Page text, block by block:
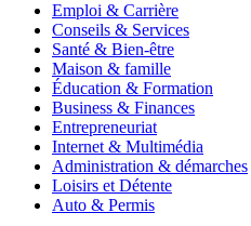
Emploi & Carrière
Conseils & Services
Santé & Bien-être
Maison & famille
Éducation & Formation
Business & Finances
Entrepreneuriat
Internet & Multimédia
Administration & démarches
Loisirs et Détente
Auto & Permis